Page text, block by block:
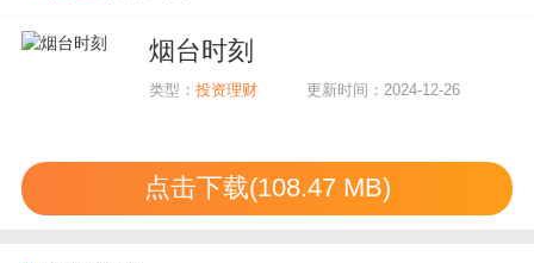
烟台时刻
类型：投资理财 更新时间：2024-12-26
点击下载(108.47 MB)